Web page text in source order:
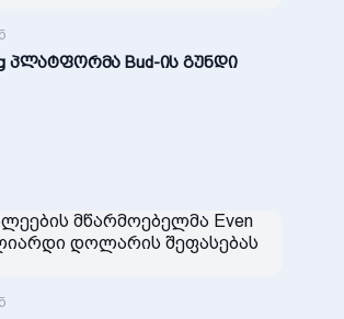
პლატფორმა Bud-ის გუნდი